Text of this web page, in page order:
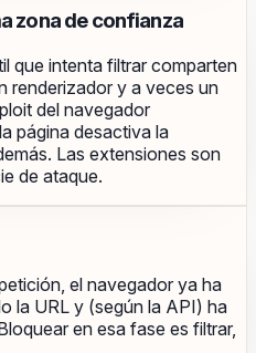
zona de confianza
que intenta filtrar comparten
renderizador y a veces un
del navegador
página desactiva la
Las extensiones son
de ataque.
el navegador ya ha
la URL y (según la API) ha
en esa fase es filtrar,